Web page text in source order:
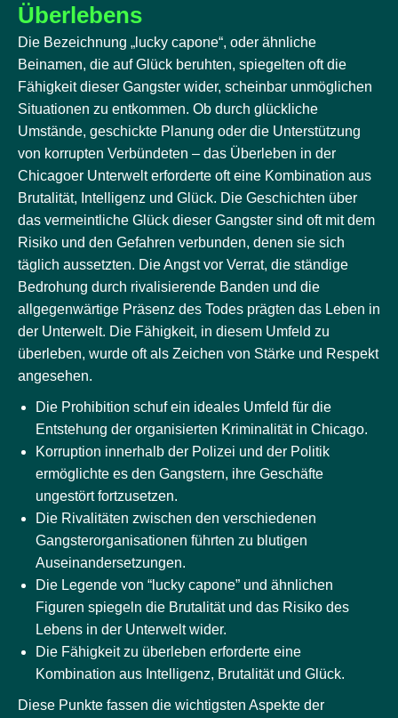
Überlebens
Die Bezeichnung „lucky capone“, oder ähnliche
Beinamen, die auf Glück beruhten, spiegelten oft die
Fähigkeit dieser Gangster wider, scheinbar unmöglichen
Situationen zu entkommen. Ob durch glückliche
Umstände, geschickte Planung oder die Unterstützung
von korrupten Verbündeten – das Überleben in der
Chicagoer Unterwelt erforderte oft eine Kombination aus
Brutalität, Intelligenz und Glück. Die Geschichten über
das vermeintliche Glück dieser Gangster sind oft mit dem
Risiko und den Gefahren verbunden, denen sie sich
täglich aussetzten. Die Angst vor Verrat, die ständige
Bedrohung durch rivalisierende Banden und die
allgegenwärtige Präsenz des Todes prägten das Leben in
der Unterwelt. Die Fähigkeit, in diesem Umfeld zu
überleben, wurde oft als Zeichen von Stärke und Respekt
angesehen.
Die Prohibition schuf ein ideales Umfeld für die
Entstehung der organisierten Kriminalität in Chicago.
Korruption innerhalb der Polizei und der Politik
ermöglichte es den Gangstern, ihre Geschäfte
ungestört fortzusetzen.
Die Rivalitäten zwischen den verschiedenen
Gangsterorganisationen führten zu blutigen
Auseinandersetzungen.
Die Legende von “lucky capone” und ähnlichen
Figuren spiegeln die Brutalität und das Risiko des
Lebens in der Unterwelt wider.
Die Fähigkeit zu überleben erforderte eine
Kombination aus Intelligenz, Brutalität und Glück.
Diese Punkte fassen die wichtigsten Aspekte der